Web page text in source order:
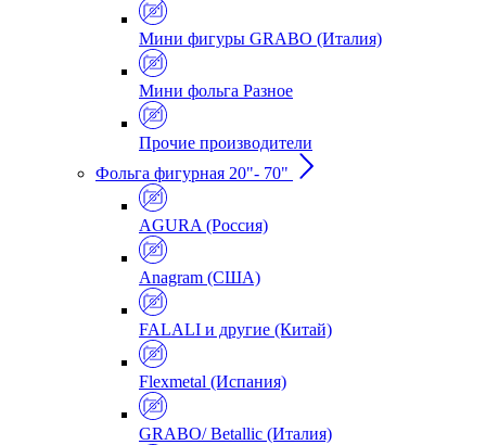
Мини фигуры GRABO (Италия)
Мини фольга Разное
Прочие производители
Фольга фигурная 20"- 70"
AGURA (Россия)
Anagram (США)
FALALI и другие (Китай)
Flexmetal (Испания)
GRABO/ Betallic (Италия)